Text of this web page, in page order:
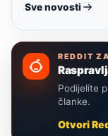
Sve novosti
REDDIT
Podijelite
članke.
Otvori